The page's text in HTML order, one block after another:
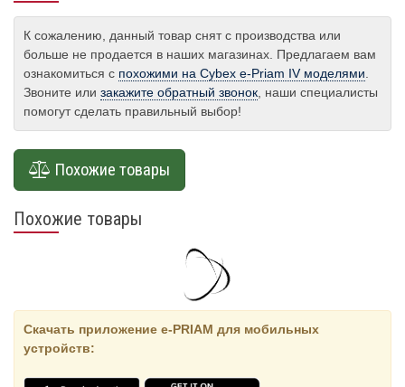
К сожалению, данный товар снят с производства или
больше не продается в наших магазинах. Предлагаем вам
ознакомиться с похожими на Cybex e-Priam IV моделями
Звоните или закажите обратный звонок , наши специалисты
помогут сделать правильный выбор!
Похожие товары
Похожие товары
Скачать приложение e-PRIAM для мобильных
устройств: